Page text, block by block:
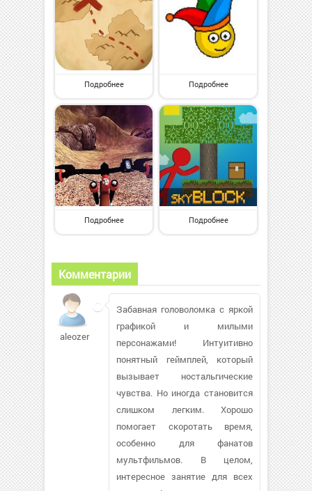
Подробнее Подробнее
Подробнее Подробнее
Комментарии
aleozer
Забавная головоломка с яркой
графикой и милыми
персонажами! Интуитивно
понятный геймплей, который
вызывает ностальгические
чувства. Но иногда становится
слишком легким. Хорошо
помогает скоротать время,
особенно для фанатов
мультфильмов. В целом,
интересное занятие для всех